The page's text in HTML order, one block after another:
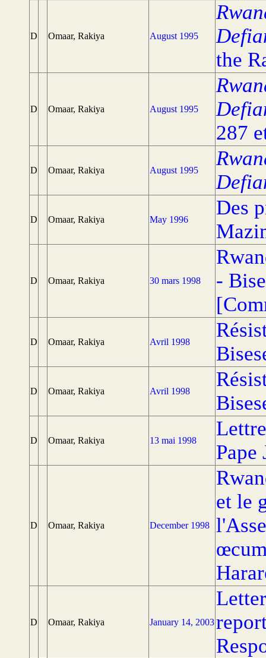
D Omaar, Rakiya August 1995
the
D Omaar, Rakiya August 1995
287
D Omaar, Rakiya August 1995
D Omaar, Rakiya May 1996
Des
D Omaar, Rakiya 30 mars 1998
-
D Omaar, Rakiya Avril 1998
D Omaar, Rakiya Avril 1998
D Omaar, Rakiya 13 mai 1998
Pape
D Omaar, Rakiya December 1998
et le
D Omaar, Rakiya January 14, 2003